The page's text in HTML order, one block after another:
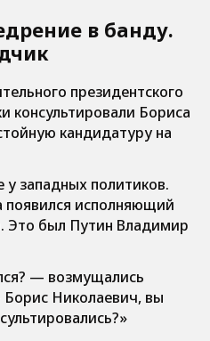
в банду.
президентского
консультировали Бориса
кандидатуру на
у западных политиков.
появился исполняющий
Это был Путин Владимир
— возмущались
Николаевич, вы